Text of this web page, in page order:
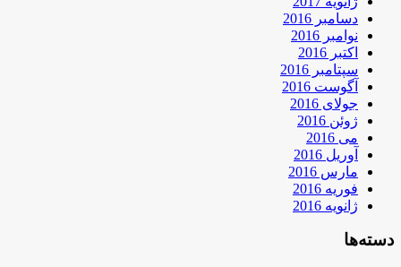
دسامبر 2016
نوامبر 2016
اکتبر 2016
سپتامبر 2016
آگوست 2016
جولای 2016
ژوئن 2016
می 2016
آوریل 2016
مارس 2016
فوریه 2016
ژانویه 2016
دسته‌ها